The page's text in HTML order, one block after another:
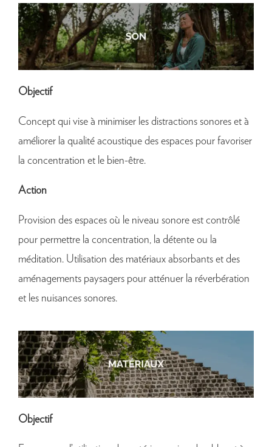
Objectif
Concept qui vise à minimiser les distractions sonores et à
améliorer la qualité acoustique des espaces pour favoriser
la concentration et le bien-être.
Action
Provision des espaces où le niveau sonore est contrôlé
pour permettre la concentration, la détente ou la
méditation. Utilisation des matériaux absorbants et des
aménagements paysagers pour atténuer la réverbération
et les nuisances sonores.
Objectif